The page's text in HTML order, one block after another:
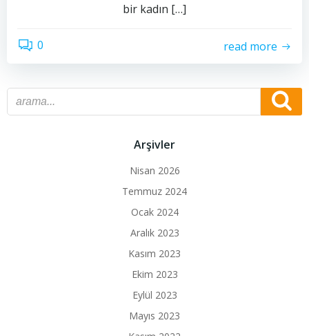
bir kadın […]
0 read more
Arşivler
Nisan 2026
Temmuz 2024
Ocak 2024
Aralık 2023
Kasım 2023
Ekim 2023
Eylül 2023
Mayıs 2023